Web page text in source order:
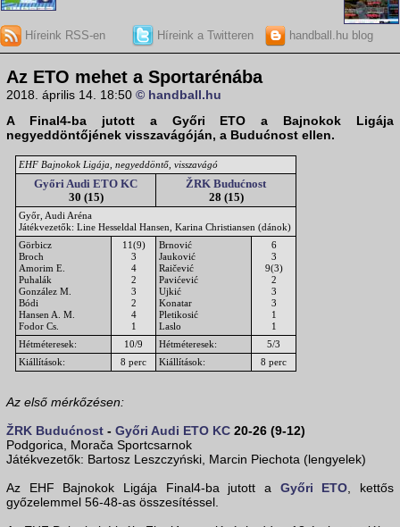
Híreink RSS-en Híreink a Twitteren handball.hu blog
Az ETO mehet a Sportarénába
2018. április 14. 18:50 © handball.hu
A Final4-ba jutott a Győri ETO a Bajnokok Ligája
negyeddöntőjének visszavágóján, a Budućnost ellen.
EHF Bajnokok Ligája, negyeddöntő, visszavágó
Győri Audi ETO KC
30 (15)
ŽRK Budućnost
28 (15)
Győr, Audi Aréna
Játékvezetők: Line Hesseldal Hansen, Karina Christiansen (dánok)
Görbicz
Broch
Amorim E.
Puhalák
González M.
Bódi
Hansen A. M.
Fodor Cs.
11(9)
3
4
2
3
2
4
1
Brnović
Jauković
Raičević
Pavićević
Ujkić
Konatar
Pletikosić
Laslo
6
3
9(3)
2
3
3
1
1
Hétméteresek:
10/9 Hétméteresek:
5/3
Kiállítások:
8 perc Kiállítások: 8 perc
Az első mérkőzésen:
ŽRK Budućnost - Győri Audi ETO KC 20-26 (9-12)
Podgorica, Morača Sportcsarnok
Játékvezetők: Bartosz Leszczyński, Marcin Piechota (lengyelek)
Az EHF Bajnokok Ligája Final4-ba jutott a Győri ETO , kettős
győzelemmel 56-48-as összesítéssel.